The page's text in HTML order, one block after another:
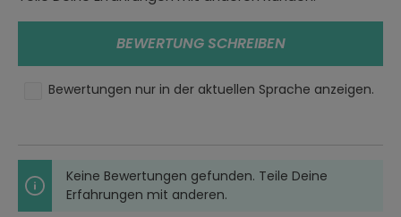
Spezifikationen:
Verstärkte Ellenbogen
Farbe:
schwarz/grau/weiß
Größe:
BEWERTUNG SCHREIBEN
Bewertungen nur in der aktuellen Sprache anzeigen.
Keine Bewertungen gefunden. Teile Deine
Erfahrungen mit anderen.